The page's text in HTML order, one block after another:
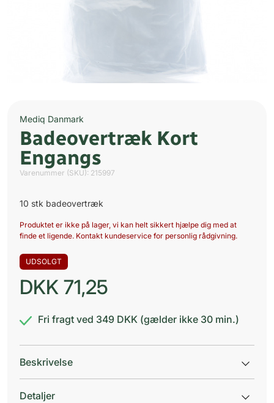
Mediq Danmark
Badeovertræk Kort
Engangs
Varenummer (SKU): 215997
10 stk badeovertræk
Produktet er ikke på lager, vi kan helt sikkert hjælpe dig med at
finde et ligende. Kontakt kundeservice for personlig rådgivning.
UDSOLGT
DKK 71,25
Fri fragt ved 349 DKK (gælder ikke 30 min.)
Beskrivelse
Detaljer